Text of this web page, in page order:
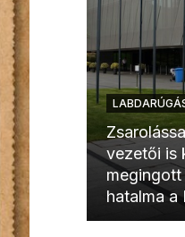
vezetői is
megingott
hatalma a